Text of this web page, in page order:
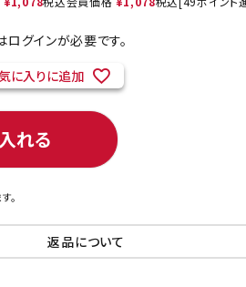
ネコポス対象商品一覧
グインが必要です。
に入りに追加
れる
。
返品について